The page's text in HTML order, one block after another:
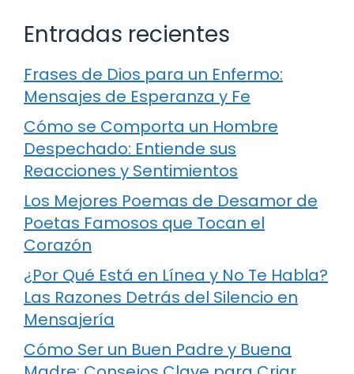
Entradas recientes
Frases de Dios para un Enfermo:
Mensajes de Esperanza y Fe
Cómo se Comporta un Hombre
Despechado: Entiende sus
Reacciones y Sentimientos
Los Mejores Poemas de Desamor de
Poetas Famosos que Tocan el
Corazón
¿Por Qué Está en Línea y No Te Habla?
Las Razones Detrás del Silencio en
Mensajería
Cómo Ser un Buen Padre y Buena